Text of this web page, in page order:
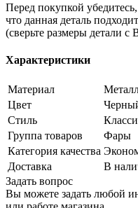
Перед покупкой убедитесь,
что данная деталь
(сверьте размеры детали
Характеристики
Материал
Цвет
Стиль
Группа товаров
Фары
Категория качества
Доставка
В
Задать вопрос
Вы можете задать любой